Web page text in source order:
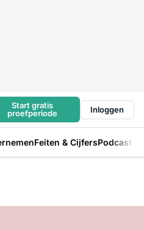
Start gratis
proefperiode
Inloggen
Feiten & CijfersPodcast